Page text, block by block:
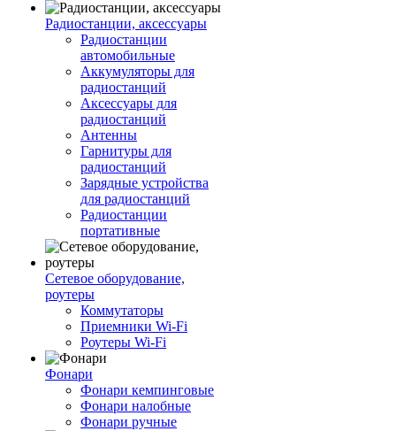
Радиостанции, аксессуары
Радиостанции
автомобильные
Аккумуляторы для
радиостанций
Аксессуары для
радиостанций
Антенны
Гарнитуры для
радиостанций
Зарядные устройства
для радиостанций
Радиостанции
портативные
Сетевое оборудование,
роутеры
Коммутаторы
Приемники Wi-Fi
Роутеры Wi-Fi
Фонари
Фонари кемпинговые
Фонари налобные
Фонари ручные